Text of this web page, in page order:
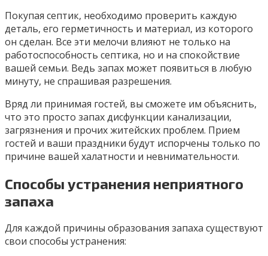
Покупая септик, необходимо проверить каждую
деталь, его герметичность и материал, из которого
он сделан. Все эти мелочи влияют не только на
работоспособность септика, но и на спокойствие
вашей семьи. Ведь запах может появиться в любую
минуту, не спрашивая разрешения.
Вряд ли принимая гостей, вы сможете им объяснить,
что это просто запах дисфункции канализации,
загрязнения и прочих житейских проблем. Прием
гостей и ваши праздники будут испорчены только по
причине вашей халатности и невнимательности.
Способы устранения неприятного
запаха
Для каждой причины образования запаха существуют
свои способы устранения: